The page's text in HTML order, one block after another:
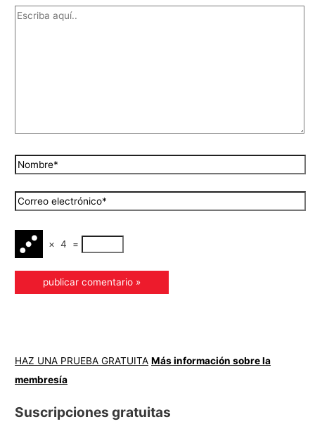
× 4 =
HAZ UNA PRUEBA GRATUITA Más información sobre la
membresía
Suscripciones gratuitas